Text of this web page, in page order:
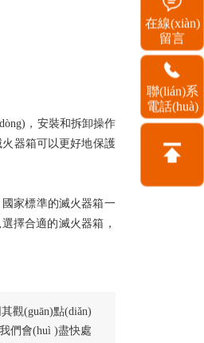
，安裝和拆卸操作
滅火器箱可以更好地保護
國家標準的滅火器箱一
適的滅火器箱，
其觀(guān)點(diǎn)
我們會(huì )盡快處
在線(xiàn)
留言
聯(lián)系
電話(huà)